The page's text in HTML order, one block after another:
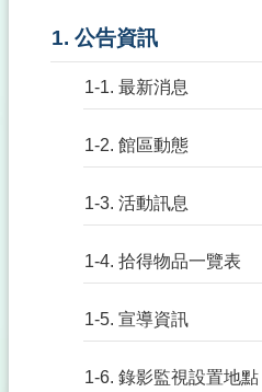
1. 公告資訊
1-1. 最新消息
1-2. 館區動態
1-3. 活動訊息
1-4. 拾得物品一覽表
1-5. 宣導資訊
1-6. 錄影監視設置地點